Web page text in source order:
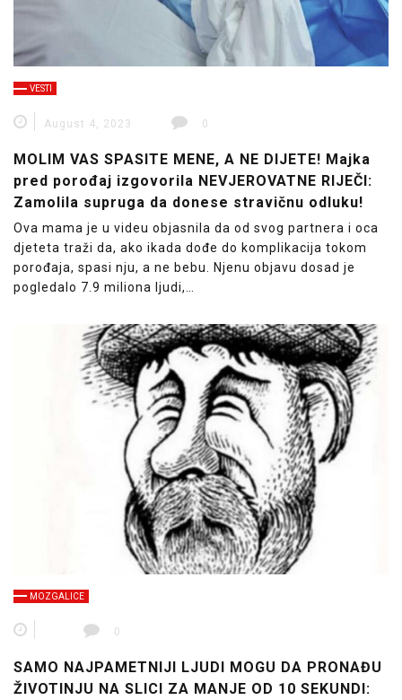
VESTI
August 4, 2023 0
MOLIM VAS SPASITE MENE, A NE DIJETE! Majka
pred porođaj izgovorila NEVJEROVATNE RIJEČI:
Zamolila supruga da donese stravičnu odluku!
Ova mama je u videu objasnila da od svog partnera i oca
djeteta traži da, ako ikada dođe do komplikacija tokom
porođaja, spasi nju, a ne bebu. Njenu objavu dosad je
pogledalo 7.9 miliona ljudi,…
MOZGALICE
0
SAMO NAJPAMETNIJI LJUDI MOGU DA PRONAĐU
ŽIVOTINJU NA SLICI ZA MANJE OD 10 SEKUNDI: